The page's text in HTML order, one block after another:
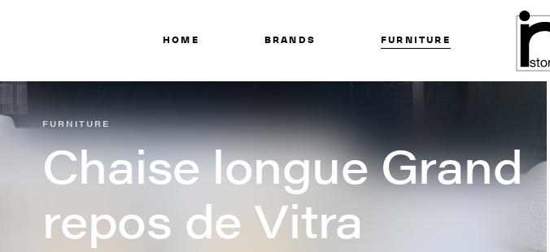
HOME BRANDS FURNITURE
Chaise longue Grand
repos de Vitra
FURNITURE